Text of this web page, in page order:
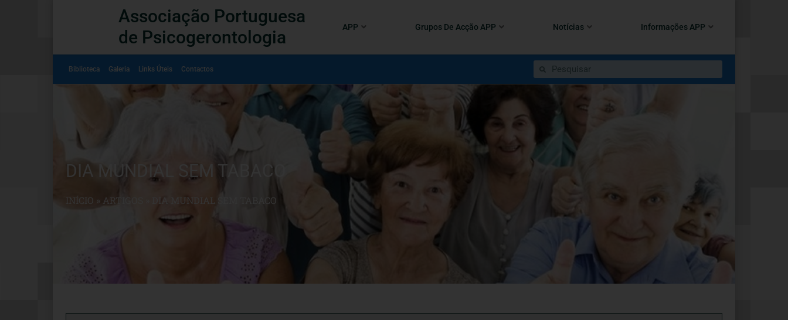
Associação Portuguesa
de Psicogerontologia
APP Grupos De Acção APP Notícias Informações APP
Biblioteca Galeria Links Úteis Contactos
DIA MUNDIAL SEM TABACO
INÍCIO » ARTIGOS DIA MUNDIAL SEM TABACO